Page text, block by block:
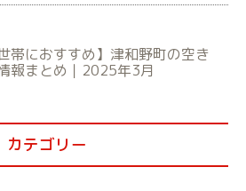
帯におすすめ】津和野町の空き
報まとめ｜2025年3月
カテゴリー